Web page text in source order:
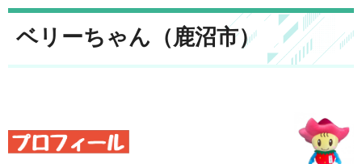
ベリーちゃん（鹿沼市）